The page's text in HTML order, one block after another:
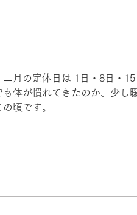
月の定休日は 1日・8日・
体が慣れてきたのか、少し
頃です。